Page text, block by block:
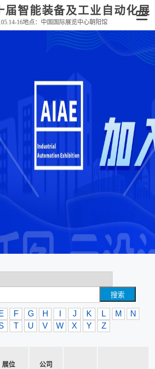
届智能装备及工业自动化展
16地点：中国国际展览中心朝阳馆
搜索
E F G H J K L M
N
T U V W X Y Z
展位 公司